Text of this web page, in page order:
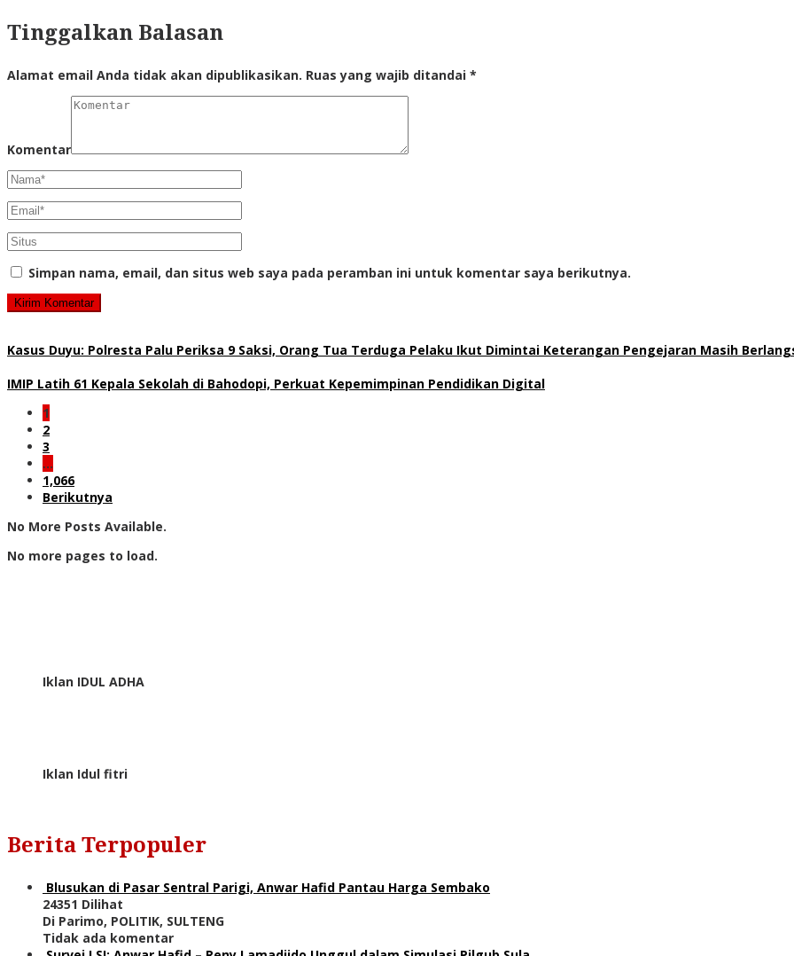
Tinggalkan Balasan
Alamat email Anda tidak akan dipublikasikan. Ruas yang wajib ditandai *
Komentar
Simpan nama, email, dan situs web saya pada peramban ini untuk komentar saya berikutnya.
Kasus Duyu: Polresta Palu Periksa 9 Saksi, Orang Tua Terduga Pelaku Ikut Dimintai Keterangan Pengejaran Masih
IMIP Latih 61 Kepala Sekolah di Bahodopi, Perkuat Kepemimpinan Pendidikan Digital
1
2
3
…
1,066
Berikutnya
No More Posts Available.
No more pages to load.
Iklan IDUL ADHA
Iklan Idul fitri
Berita Terpopuler
Blusukan di Pasar Sentral Parigi, Anwar Hafid Pantau Harga Sembako
24351 Dilihat
Di Parimo, POLITIK, SULTENG
Tidak ada komentar